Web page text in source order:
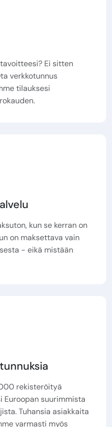
Ei sitten
verkkotunnus
tilauksesi
kun se kerran on
on maksettava vain
- eikä mistään
rekisteröityä
Euroopan suurimmista
Tuhansia asiakkaita
varmasti myös